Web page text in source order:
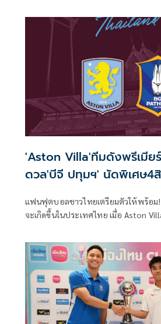
'Aston Villa'ทีมดังพรีเมีย
ดวล'บีจี ปทุมฯ' นัดพิเศษ4
แฟนฟุตบอลชาวไทยเตรียมตัวให้พร้อม
จะเกิดขึ้นในประเทศไทย เมื่อ Aston
ล่าสุด เตรียมเดินทางสู่ประเทศไทย เพื่
United ในการแข่งขันฟุตบอลนัดอุ่นเค